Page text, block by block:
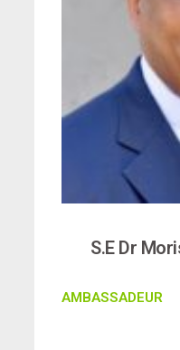
S.E Dr
AMBASSADEUR